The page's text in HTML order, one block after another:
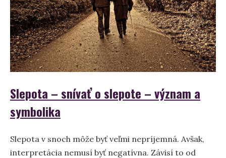
symbolika
Slepota – snívať o slepote – význam a
symbolika
Slepota v snoch môže byť veľmi nepríjemná. Avšak,
interpretácia nemusí byť negatívna. Závisí to od